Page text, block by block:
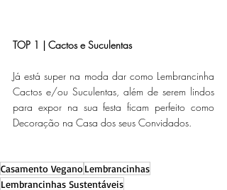
TOP 1 | Cactos e Suculentas
Já está super na moda dar como Lembrancinha
Cactos e/ou Suculentas, além de serem lindos
para expor na sua festa ficam perfeito como
Decoração na Casa dos seus Convidados.
Casamento Vegano Lembrancinhas
Lembrancinhas Sustentáveis